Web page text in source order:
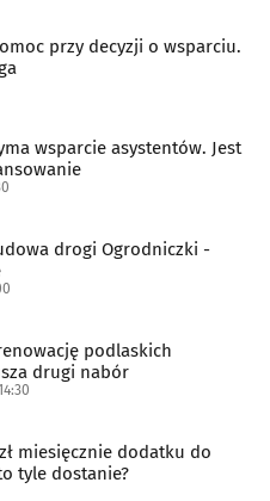
przy decyzji o wsparciu.
wsparcie asystentów. Jest
drogi Ogrodniczki -
podlaskich
drugi nabór
miesięcznie dodatku do
tyle dostanie?